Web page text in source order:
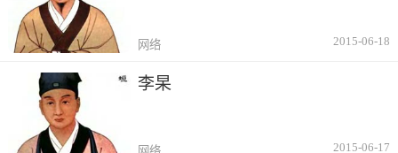
网络 2015-06-18
李杲
2015-06-17